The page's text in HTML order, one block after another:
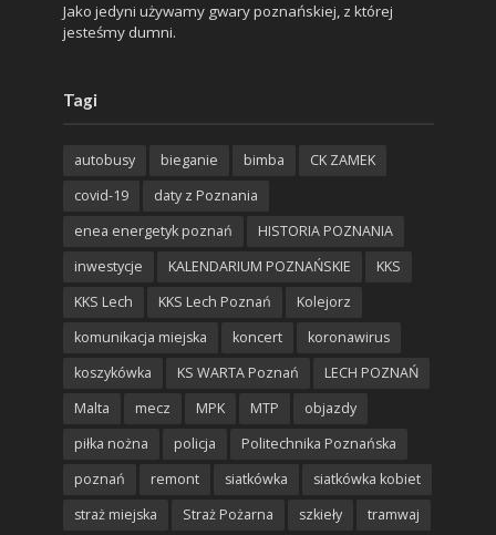
Jako jedyni używamy gwary poznańskiej, z której
jesteśmy dumni.
Tagi
autobusy bieganie bimba
CK ZAMEK
covid-19
daty z Poznania
enea energetyk poznań
HISTORIA POZNANIA
inwestycje
KALENDARIUM POZNAŃSKIE
KKS
KKS Lech
KKS Lech Poznań
Kolejorz
komunikacja miejska
koncert
koronawirus
koszykówka
KS WARTA Poznań
LECH POZNAŃ
Malta
mecz MPK MTP
objazdy
piłka nożna
policja
Politechnika Poznańska
poznań
remont siatkówka
siatkówka kobiet
straż miejska
Straż Pożarna szkieły tramwaj